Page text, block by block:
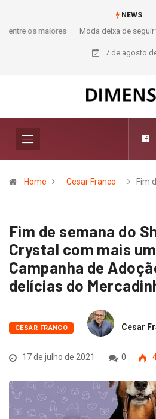
NEWS
Moda deixa de seguir tendências e
aposta na curadoria
7 de agosto
Home Cesar Franco Fim
Fim de semana do
Crystal com mais
Campanha de
delícias do
CESAR FRANCO Cesar
17 de julho de 2021 0